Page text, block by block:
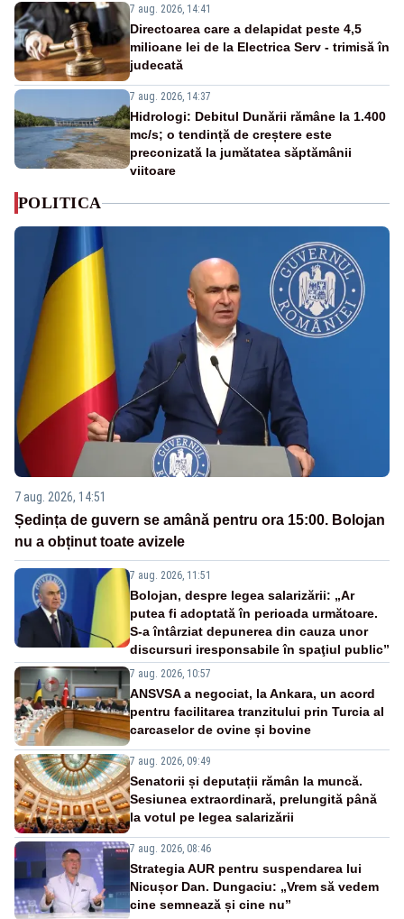
7 aug. 2026, 14:41
Directoarea care a delapidat peste 4,5
milioane lei de la Electrica Serv - trimisă în
judecată
7 aug. 2026, 14:37
Hidrologi: Debitul Dunării rămâne la 1.400
mc/s; o tendință de creștere este
preconizată la jumătatea săptămânii
viitoare
POLITICA
7 aug. 2026, 14:51
Ședința de guvern se amână pentru ora 15:00. Bolojan
nu a obținut toate avizele
7 aug. 2026, 11:51
Bolojan, despre legea salarizării: „Ar
putea fi adoptată în perioada următoare.
S-a întârziat depunerea din cauza unor
discursuri iresponsabile în spaţiul public”
7 aug. 2026, 10:57
ANSVSA a negociat, la Ankara, un acord
pentru facilitarea tranzitului prin Turcia al
carcaselor de ovine și bovine
7 aug. 2026, 09:49
Senatorii și deputații rămân la muncă.
Sesiunea extraordinară, prelungită până
la votul pe legea salarizării
7 aug. 2026, 08:46
Strategia AUR pentru suspendarea lui
Nicușor Dan. Dungaciu: „Vrem să vedem
cine semnează și cine nu”